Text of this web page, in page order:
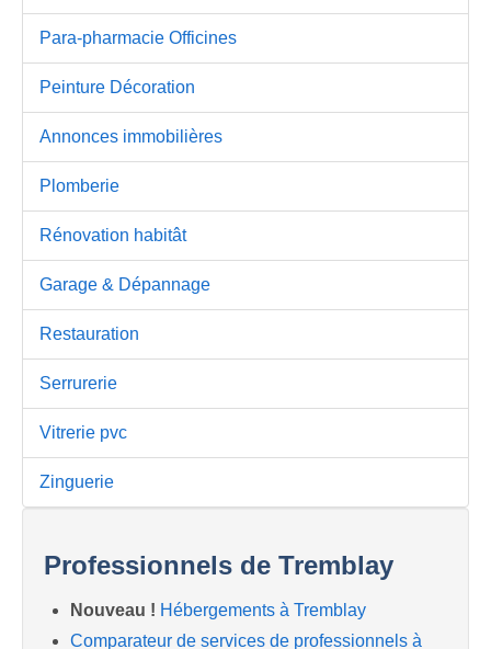
Para-pharmacie Officines
Peinture Décoration
Annonces immobilières
Plomberie
Rénovation habitât
Garage & Dépannage
Restauration
Serrurerie
Vitrerie pvc
Zinguerie
Professionnels de Tremblay
Nouveau ! Hébergements à Tremblay
Comparateur de services de professionnels à